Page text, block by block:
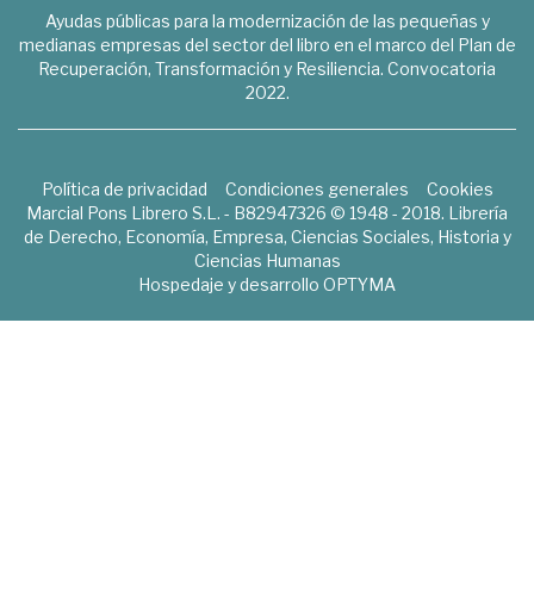
Ayudas públicas para la modernización de las pequeñas y
medianas empresas del sector del libro en el marco del Plan de
Recuperación, Transformación y Resiliencia. Convocatoria
2022.
Política de privacidad Condiciones generales
Cookies
Marcial Pons Librero S.L. - B82947326 © 1948 - 2018. Librería
de Derecho, Economía, Empresa, Ciencias Sociales, Historia y
Ciencias Humanas
Hospedaje y desarrollo OPTYMA